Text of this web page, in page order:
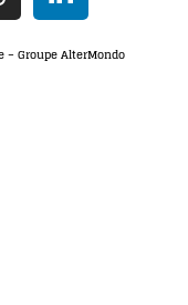
Groupe AlterMondo